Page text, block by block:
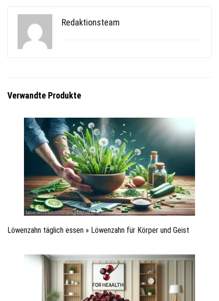
Redaktionsteam
Verwandte Produkte
Löwenzahn täglich essen » Löwenzahn für Körper und Geist